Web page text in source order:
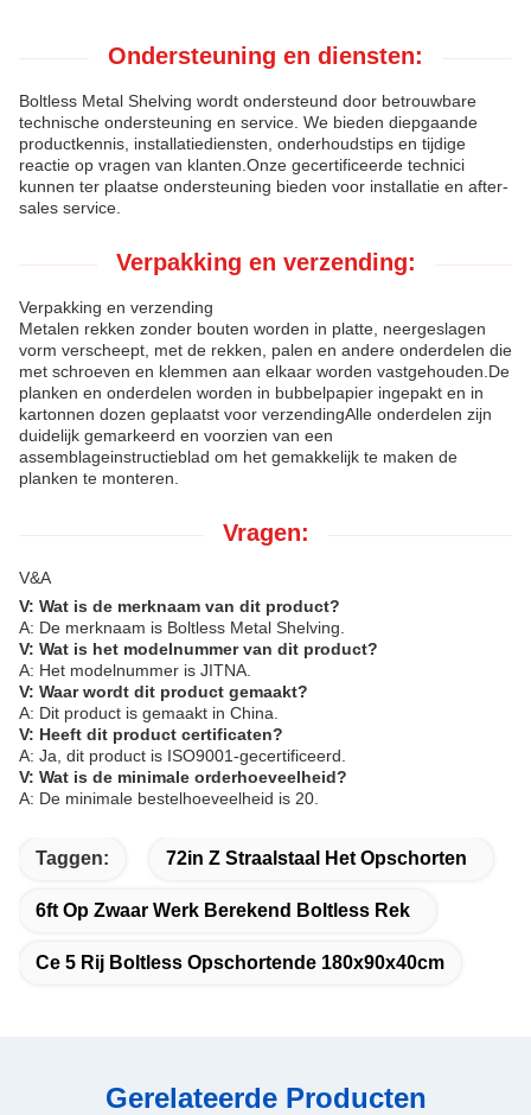
Ondersteuning en diensten:
Boltless Metal Shelving wordt ondersteund door betrouwbare
technische ondersteuning en service. We bieden diepgaande
productkennis, installatiediensten, onderhoudstips en tijdige
reactie op vragen van klanten.Onze gecertificeerde technici
kunnen ter plaatse ondersteuning bieden voor installatie en after-
sales service.
Verpakking en verzending:
Verpakking en verzending
Metalen rekken zonder bouten worden in platte, neergeslagen
vorm verscheept, met de rekken, palen en andere onderdelen die
met schroeven en klemmen aan elkaar worden vastgehouden.De
planken en onderdelen worden in bubbelpapier ingepakt en in
kartonnen dozen geplaatst voor verzendingAlle onderdelen zijn
duidelijk gemarkeerd en voorzien van een
assemblageinstructieblad om het gemakkelijk te maken de
planken te monteren.
Vragen:
V&A
V: Wat is de merknaam van dit product?
A: De merknaam is Boltless Metal Shelving.
V: Wat is het modelnummer van dit product?
A: Het modelnummer is JITNA.
V: Waar wordt dit product gemaakt?
A: Dit product is gemaakt in China.
V: Heeft dit product certificaten?
A: Ja, dit product is ISO9001-gecertificeerd.
V: Wat is de minimale orderhoeveelheid?
A: De minimale bestelhoeveelheid is 20.
Taggen: 72in Z Straalstaal Het Opschorten
6ft Op Zwaar Werk Berekend Boltless Rek
Ce 5 Rij Boltless Opschortende 180x90x40cm
Gerelateerde Producten